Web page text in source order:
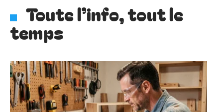
Toute l’info, tout le
temps